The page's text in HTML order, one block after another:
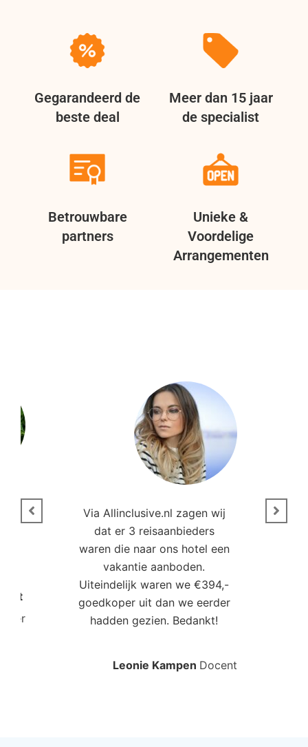
Gegarandeerd de
beste deal
Meer dan 15 jaar
de specialist
Betrouwbare
partners
Unieke &
Voordelige
Arrangementen
Via Allinclusive.nl zagen wij
dat er 3 reisaanbieders
waren die naar ons hotel een
vakantie aanboden.
Uiteindelijk waren we €394,-
goedkoper uit dan we eerder
hadden gezien. Bedankt!
Leonie Kampen Docent